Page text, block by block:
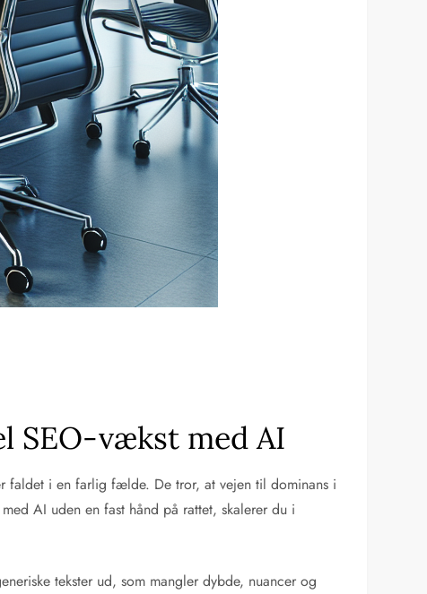
SEO-vækst med AI
faldet i en farlig fælde. De tror, at vejen til dominans i
AI uden en fast hånd på rattet, skalerer du i
tekster ud, som mangler dybde, nuancer og